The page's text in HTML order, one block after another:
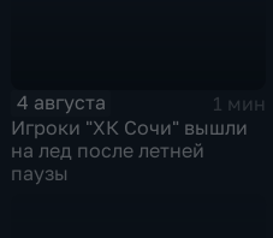
4 августа
1 мин
Игроки "ХК Сочи" вышли
на лед после летней
паузы